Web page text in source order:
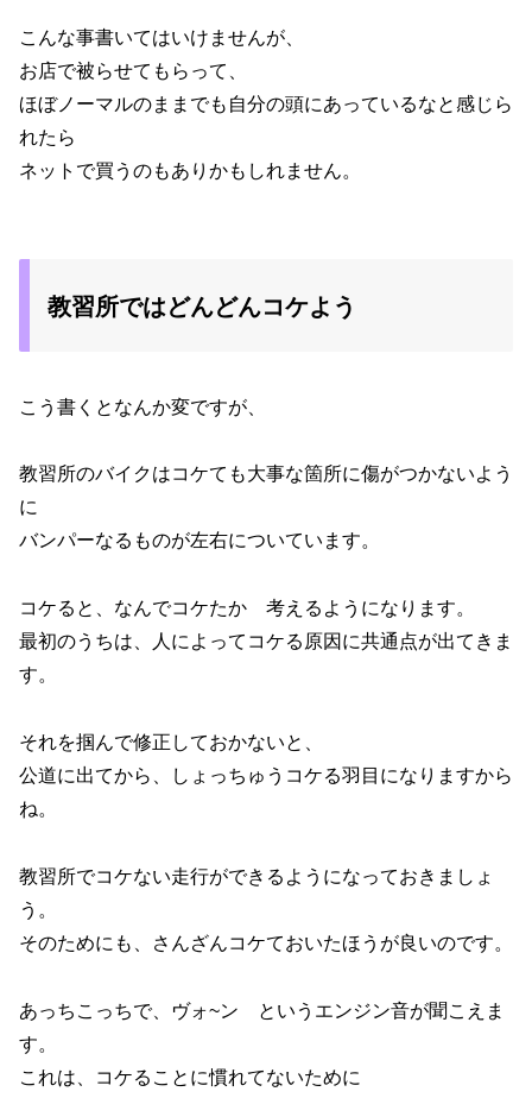
こんな事書いてはいけませんが、
お店で被らせてもらって、
ほぼノーマルのままでも自分の頭にあっているなと感じら
れたら
ネットで買うのもありかもしれません。
教習所ではどんどんコケよう
こう書くとなんか変ですが、
教習所のバイクはコケても大事な箇所に傷がつかないよう
に
バンパーなるものが左右についています。
コケると、なんでコケたか 考えるようになります。
最初のうちは、人によってコケる原因に共通点が出てきま
す。
それを掴んで修正しておかないと、
公道に出てから、しょっちゅうコケる羽目になりますから
ね。
教習所でコケない走行ができるようになっておきましょ
う。
そのためにも、さんざんコケておいたほうが良いのです。
あっちこっちで、ヴォ~ン というエンジン音が聞こえま
す。
これは、コケることに慣れてないために